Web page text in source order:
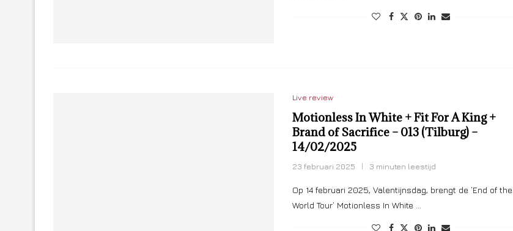
Live review
Motionless In White + Fit For A King +
Brand of Sacrifice – 013 (Tilburg) –
14/02/2025
23 februari 2025 3 minuten leestijd
Op 14 februari 2025, Valentijnsdag, brengt de ‘End of the
World Tour’ Motionless In White …